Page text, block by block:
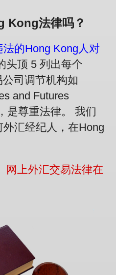
Kong法律吗？
的Hong Kong人对
头顶 5 列出每个
司调节机构如
and Futures
是尊重法律。 我们
汇经纪人，在Hong
网上外汇交易法律在